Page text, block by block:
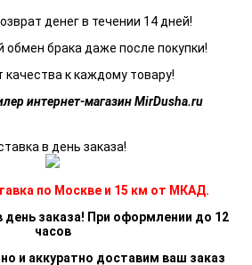
денег в течении 14 дней!
обмен брака даже после покупки!
качества к каждому товару!
интернет-магазин MirDusha.ru
в день заказа!
по Москве и 15 км от МКАД.
день заказа! При оформлении до 12
часов
и аккуратно доставим ваш заказ